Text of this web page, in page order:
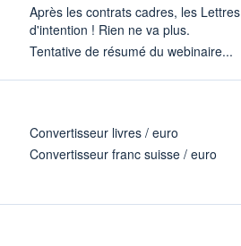
Après les contrats cadres, les Lettres
d'intention ! Rien ne va plus.
Tentative de résumé du webinaire...
Convertisseur livres / euro
Convertisseur franc suisse / euro